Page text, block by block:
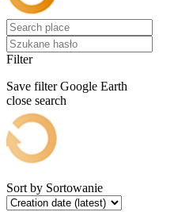
Filter
Save filter Google Earth
close search
Sort by Sortowanie